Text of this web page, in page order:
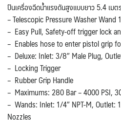
ปืนเครื่องฉีดน้ำแรงดันสูงแบบยาว 5.4 เมต
– Telescopic Pressure Washer Wand
– Easy Pull, Safety-off trigger lock
– Enables hose to enter pistol grip
– Deluxe: Inlet: 3/8″ Male Plug,
– Locking Trigger
– Rubber Grip Handle
– Maximums: 280 Bar – 4000 PSI,
– Wands: Inlet: 1/4″ NPT-M, Outlet:
Nozzles